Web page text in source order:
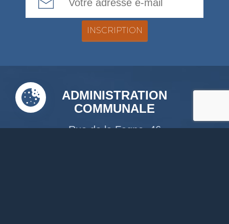
ADMINISTRATION
COMMUNALE
Rue de la Fagne, 46